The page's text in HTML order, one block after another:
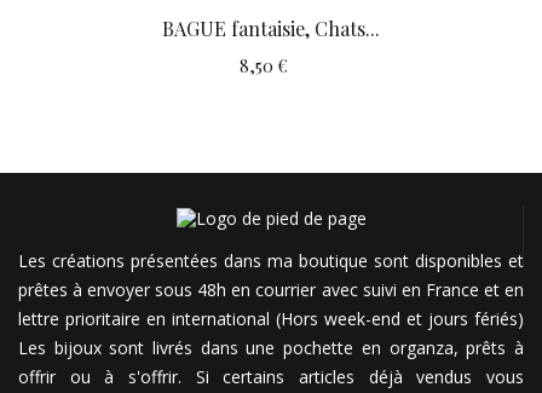
BAGUE fantaisie, Chats...
8,50 €
Les créations présentées dans ma boutique sont disponibles et
prêtes à envoyer sous 48h en courrier avec suivi en France et en
lettre prioritaire en international (Hors week-end et jours fériés)
Les bijoux sont livrés dans une pochette en organza, prêts à
offrir ou à s'offrir. Si certains articles déjà vendus vous